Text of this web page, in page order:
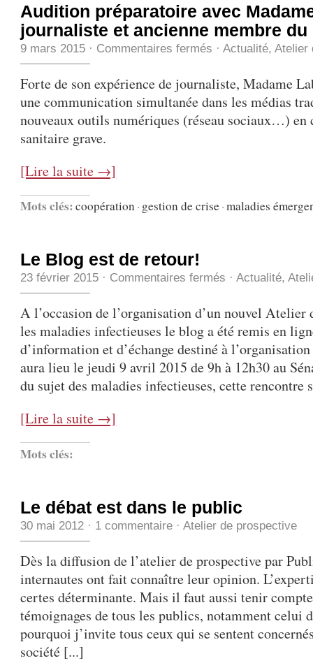
Audition préparatoire avec
journaliste et ancienne membre du
9 mars 2015 · Commentaires fermés ·Actualité,Atelier
Forte de son expérience de journaliste, Madame
une communication simultanée dans les médias
nouveaux outils numériques (réseau sociaux…) en
sanitaire grave.
[Lire la suite →]
Mots clés:coopération · gestion de crise ·maladies
Le Blog est de retour!
23 février 2015 · Commentaires fermés ·Actualité,
A l’occasion de l’organisation d’un nouvel Atelier
les maladies infectieuses le blog a été remis en
d’information et d’échange destiné à
aura lieu le jeudi 9 avril 2015 de 9h à 12h30 au
du sujet des maladies infectieuses, cette rencontre
[Lire la suite →]
Mots clés:
Le débat est dans le public
30 mai 2012 · 1 commentaire ·Atelier de prospective
Dès la diffusion de l’atelier de prospective par
internautes ont fait connaître leur opinion.
certes déterminante. Mais il faut aussi tenir
témoignages de tous les publics, notamment celui
pourquoi j’invite tous ceux qui se sentent
société [...]